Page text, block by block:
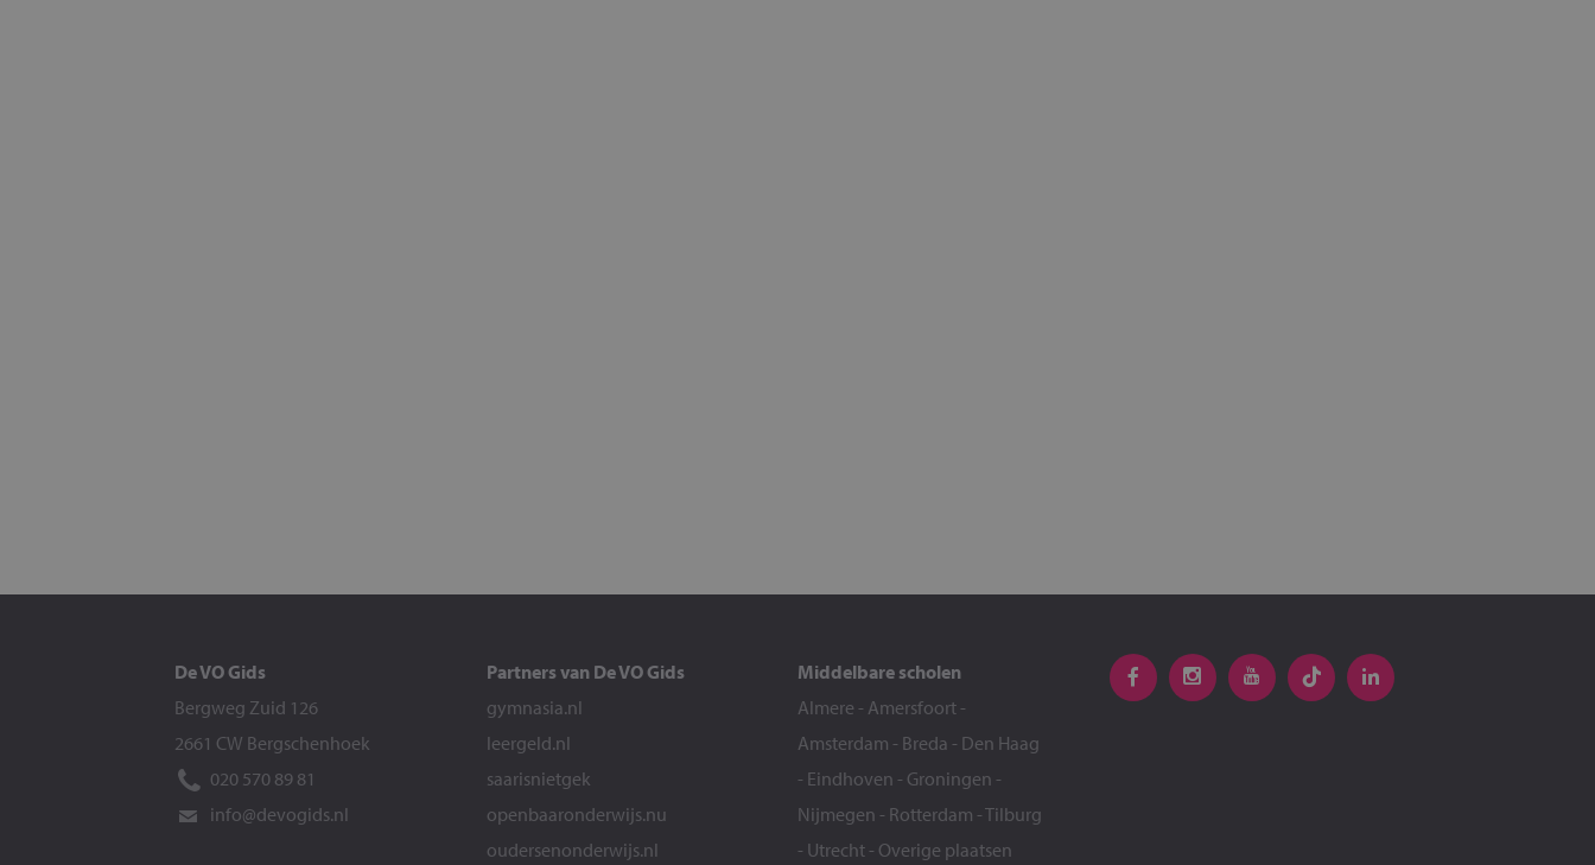
De VO Gids
Bergweg Zuid 126
2661 CW Bergschenhoek
020 570 89 81
info@devogids.nl
Partners van De VO Gids
gymnasia.nl
leergeld.nl
saarisnietgek
openbaaronderwijs.nu
oudersenonderwijs.nl
Middelbare scholen
Almere - Amersfoort -
Amsterdam - Breda - Den Haag
- Eindhoven - Groningen -
Nijmegen - Rotterdam -Tilburg
- Utrecht - Overige plaatsen